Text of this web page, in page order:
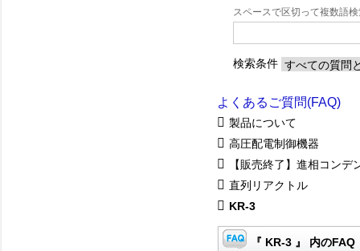
スペースで区切って複数語
検索条件
よくあるご質問(FAQ)
製品について
高圧配電制御機器
【販売終了】進相コンデ
直列リアクトル
KR-3
『 KR-3 』 内のFAQ